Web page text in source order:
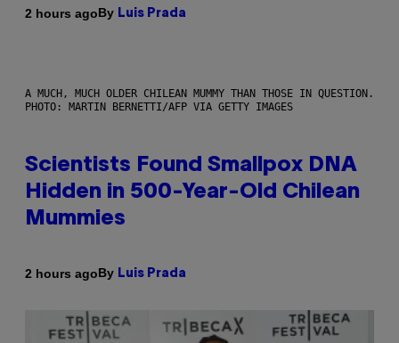
2 hours agoBy Luis Prada
A MUCH, MUCH OLDER CHILEAN MUMMY THAN THOSE IN QUESTION.
PHOTO: MARTIN BERNETTI/AFP VIA GETTY IMAGES
Scientists Found Smallpox DNA
Hidden in 500-Year-Old Chilean
Mummies
2 hours agoBy Luis Prada